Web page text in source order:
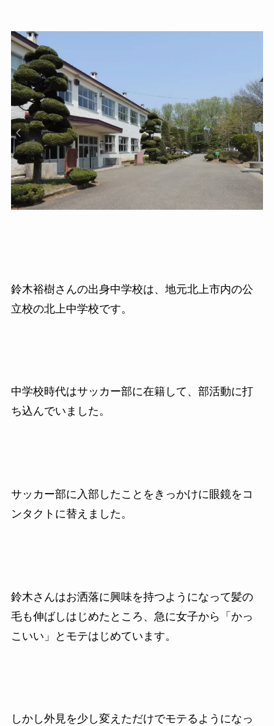
鈴木裕樹さんの出身中学校は、地元北上市内の公
立校の北上中学校です。
中学校時代はサッカー部に在籍して、部活動に打
ち込んでいました。
サッカー部に入部したことをきっかけに眼鏡をコ
ンタクトに替えました。
鈴木さんはお洒落に興味を持つようになって髪の
毛も伸ばしはじめたところ、急に女子から「かっ
こいい」とモテはじめています。
しかし外見を少し変えただけでモテるようになっ